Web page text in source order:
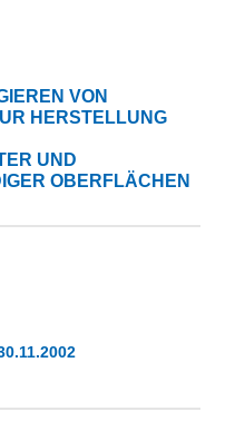
VON
HERSTELLUNG
UND K
OBERFLÄCHEN